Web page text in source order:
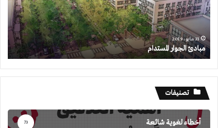
31 مايو، 2019
مبادئ الجوار المستدام
تصنيفات
أخطاء لغوية شائعة 73